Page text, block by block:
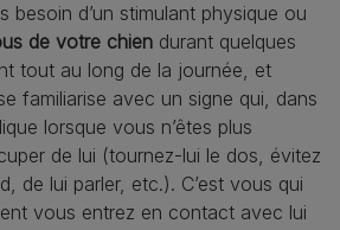
besoin d’un stimulant physique ou
de votre chien durant quelques
tout au long de la journée, et
familiarise avec un signe qui, dans
lorsque vous n’êtes plus
de lui (tournez-lui le dos, évitez
de lui parler, etc.). C’est vous qui
vous entrez en contact avec lui